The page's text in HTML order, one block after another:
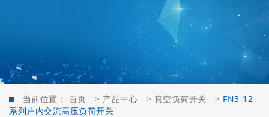
当前位置： 首页 > 产品中心 > 真空负荷开关 > FN3-12
系列户内交流高压负荷开关